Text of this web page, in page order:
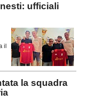
ufficiali
il
la squadra